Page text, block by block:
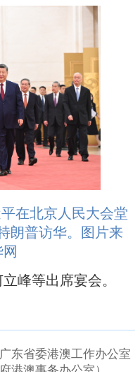
在北京人民大会堂
朗普访华。图片来
等出席宴会。
东省委港澳工作办公室